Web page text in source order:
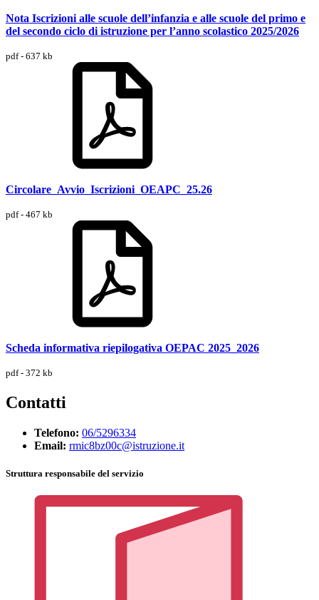
Nota Iscrizioni alle scuole dell’infanzia e alle scuole del primo e
del secondo ciclo di istruzione per l’anno scolastico 2025/2026
pdf - 637 kb
Circolare_Avvio_Iscrizioni_OEAPC_25.26
pdf - 467 kb
Scheda informativa riepilogativa OEPAC 2025_2026
pdf - 372 kb
Contatti
Telefono: 06/5296334
Email: rmic8bz00c@istruzione.it
Struttura responsabile del servizio